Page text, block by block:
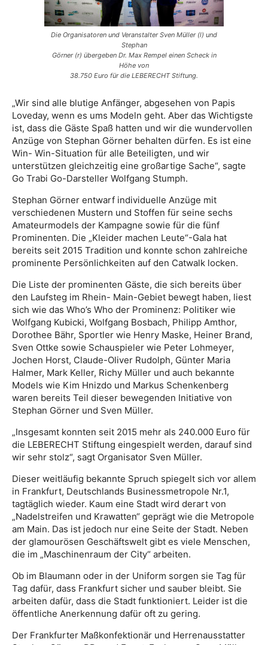
Die Organisatoren und Veranstalter Sven Müller (l) und
Stephan
Görner (r) übergeben Dr. Max Rempel einen Scheck in
Höhe von
38.750 Euro für die LEBERECHT Stiftung.
„Wir sind alle blutige Anfänger, abgesehen von Papis
Loveday, wenn es ums Modeln geht. Aber das Wichtigste
ist, dass die Gäste Spaß hatten und wir die wundervollen
Anzüge von Stephan Görner behalten dürfen. Es ist eine
Win- Win-Situation für alle Beteiligten, und wir
unterstützen gleichzeitig eine großartige Sache“, sagte
Go Trabi Go-Darsteller Wolfgang Stumph.
Stephan Görner entwarf individuelle Anzüge mit
verschiedenen Mustern und Stoffen für seine sechs
Amateurmodels der Kampagne sowie für die fünf
Prominenten. Die „Kleider machen Leute“-Gala hat
bereits seit 2015 Tradition und konnte schon zahlreiche
prominente Persönlichkeiten auf den Catwalk locken.
Die Liste der prominenten Gäste, die sich bereits über
den Laufsteg im Rhein- Main-Gebiet bewegt haben, liest
sich wie das Who’s Who der Prominenz: Politiker wie
Wolfgang Kubicki, Wolfgang Bosbach, Philipp Amthor,
Dorothee Bähr, Sportler wie Henry Maske, Heiner Brand,
Sven Ottke sowie Schauspieler wie Peter Lohmeyer,
Jochen Horst, Claude-Oliver Rudolph, Günter Maria
Halmer, Mark Keller, Richy Müller und auch bekannte
Models wie Kim Hnizdo und Markus Schenkenberg
waren bereits Teil dieser bewegenden Initiative von
Stephan Görner und Sven Müller.
„Insgesamt konnten seit 2015 mehr als 240.000 Euro für
die LEBERECHT Stiftung eingespielt werden, darauf sind
wir sehr stolz“, sagt Organisator Sven Müller.
Dieser weitläufig bekannte Spruch spiegelt sich vor allem
in Frankfurt, Deutschlands Businessmetropole Nr.1,
tagtäglich wieder. Kaum eine Stadt wird derart von
„Nadelstreifen und Krawatten“ geprägt wie die Metropole
am Main. Das ist jedoch nur eine Seite der Stadt. Neben
der glamourösen Geschäftswelt gibt es viele Menschen,
die im „Maschinenraum der City“ arbeiten.
Ob im Blaumann oder in der Uniform sorgen sie Tag für
Tag dafür, dass Frankfurt sicher und sauber bleibt. Sie
arbeiten dafür, dass die Stadt funktioniert. Leider ist die
öffentliche Anerkennung dafür oft zu gering.
Der Frankfurter Maßkonfektionär und Herrenausstatter